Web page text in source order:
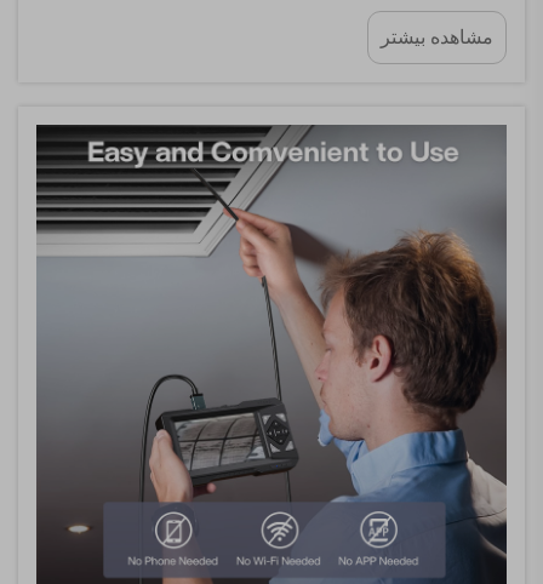
تصویربرداری، کارایی گردش کار و اهداف بلندمدت
تحقیقاتی یا بازرسی‌های شما تأثیر می‌گذارند. برخلاف
میکروسکوپ‌های نوری سنتی که صرفاً بر روی چشم‌نگاه
مشاهده بیشتر